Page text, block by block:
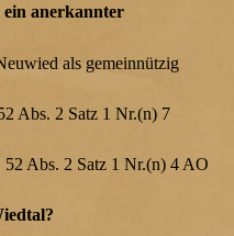
anerkannter
als gemeinnützig
Abs. 2 Satz 1 Nr.(n) 7
Abs. 2 Satz 1 Nr.(n) 4 AO